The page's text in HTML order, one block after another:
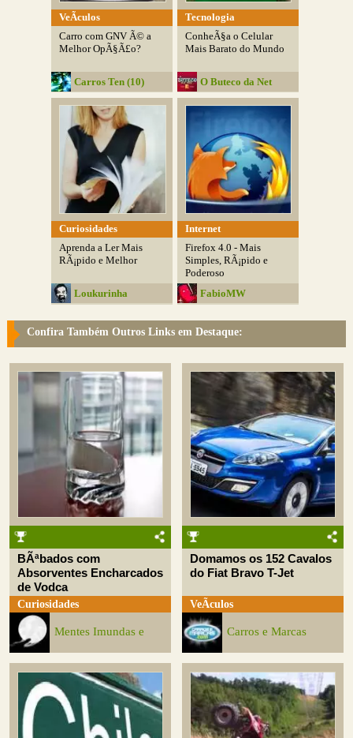
VeÃ­culos
Carro com GNV Ã© a
Melhor OpÃ§Ã£o?
Carros Ten (10)
Tecnologia
ConheÃ§a o Celular
Mais Barato do Mundo
O Buteco da Net
Curiosidades
Aprenda a Ler Mais
RÃ¡pido e Melhor
Loukurinha
Internet
Firefox 4.0 - Mais
Simples, RÃ¡pido e
Poderoso
FabioMW
Confira Também Outros Links em Destaque:
BÃªbados com
Absorventes Encharcados
de Vodca
Curiosidades
Mentes Imundas e
Domamos os 152 Cavalos
do Fiat Bravo T-Jet
VeÃ­culos
Carros e Marcas